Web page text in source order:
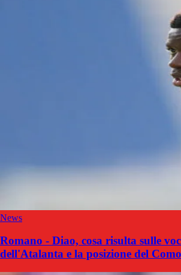
News
Romano - Diao, cosa risulta sulle
dell'Atalanta e la posizione del Como